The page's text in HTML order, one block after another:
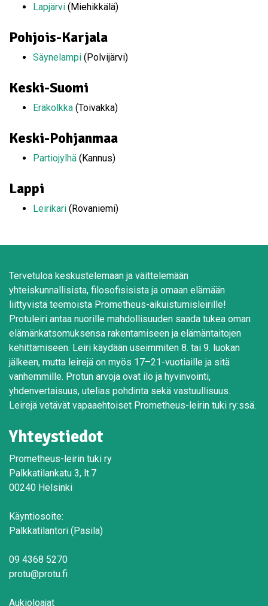
Lapjärvi (Miehikkälä)
Pohjois-Karjala
Säynelampi (Polvijärvi)
Keski-Suomi
Eräkolkka (Toivakka)
Keski-Pohjanmaa
Partiojylhä (Kannus)
Lappi
Leirikari (Rovaniemi)
Tervetuloa keskustelemaan ja väittelemään
yhteiskunnallisista, filosofisisista ja omaan elämään
liittyvistä teemoista Prometheus-aikuistumisleirille!
Protuleiri antaa nuorille mahdollisuuden saada tukea oman
elämänkatsomuksensa rakentamiseen ja elämäntaitojen
kehittämiseen. Leiri käydään useimmiten 8. tai 9. luokan
jälkeen, mutta leirejä on myös 17–21-vuotiaille ja sitä
vanhemmille. Protun arvoja ovat ilo ja hyvinvointi,
yhdenvertaisuus, utelias pohdinta sekä vastuullisuus.
Leirejä vetävät vapaaehtoiset Prometheus-leirin tuki ry:ssä.
Yhteystiedot
Prometheus-leirin tuki ry
Palkkatilankatu 3, lt.7
00240 Helsinki
Käyntiosoite:
Palkkatilantori (Pasila)
09 4368 5270
protu@protu.fi
Aukioloajat